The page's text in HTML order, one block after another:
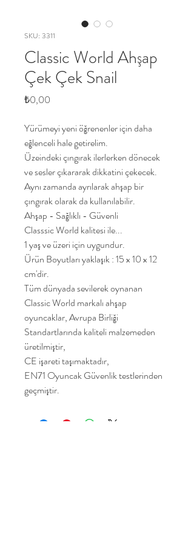
SKU: 3311
Classic World Ahşap
Çek Çek Snail
₺0,00
Yürümeyi yeni öğrenenler için daha
eğlenceli hale getirelim.
Üzeindeki çıngırak ilerlerken dönecek
ve sesler çıkararak dikkatini çekecek.
Aynı zamanda ayrılarak ahşap bir
çıngırak olarak da kullanılabilir.
Ahşap - Sağlıklı - Güvenli
Classsic World kalitesi ile...
1 yaş ve üzeri için uygundur.
Ürün Boyutları yaklaşık : 15 x 10 x 12
cm'dir.
Tüm dünyada sevilerek oynanan
Classic World markalı ahşap
oyuncaklar, Avrupa Birliği
Standartlarında kaliteli malzemeden
üretilmiştir,
CE işareti taşımaktadır,
EN71 Oyuncak Güvenlik testlerinden
geçmiştir.